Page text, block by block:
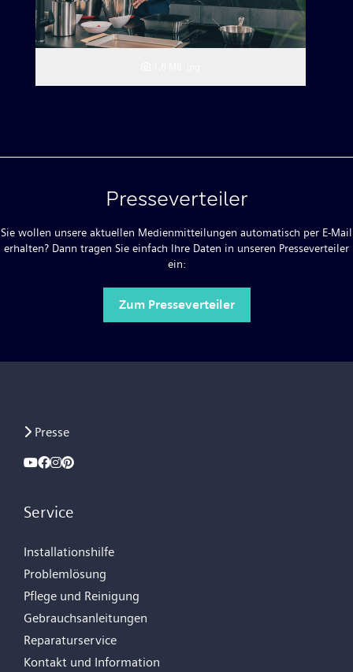
Presseverteiler
Sie wollen unsere aktuellen Medienmitteilungen automatisch per E-Mail
erhalten? Dann tragen Sie einfach Ihre Daten in unseren Presseverteiler
ein:
Zum Presseverteiler
Presse
Service
Installationshilfe
Problemlösung
Pflege und Reinigung
Gebrauchsanleitungen
Reparaturservice
Kontakt und Information